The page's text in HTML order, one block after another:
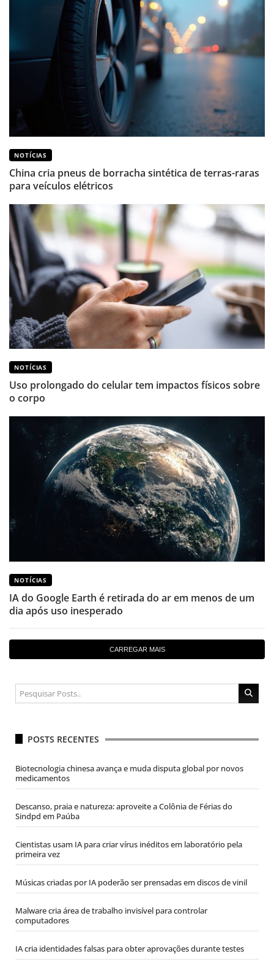
NOTÍCIAS
China cria pneus de borracha sintética de terras-raras
para veículos elétricos
NOTÍCIAS
Uso prolongado do celular tem impactos físicos sobre
o corpo
NOTÍCIAS
IA do Google Earth é retirada do ar em menos de um
dia após uso inesperado
CARREGAR MAIS
POSTS RECENTES
Biotecnologia chinesa avança e muda disputa global por novos
medicamentos
Descanso, praia e natureza: aproveite a Colônia de Férias do
Sindpd em Paúba
Cientistas usam IA para criar vírus inéditos em laboratório pela
primeira vez
Músicas criadas por IA poderão ser prensadas em discos de vinil
Malware cria área de trabalho invisível para controlar
computadores
IA cria identidades falsas para obter aprovações durante testes